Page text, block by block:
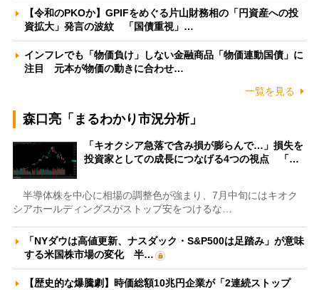
【令和のPKOか】GPIFをめぐる片山財務相の「円資産への投
資拡大」発言の波紋 「国債重視」…
インフレでも「物価負け」しない金融商品「物価連動国債」に
注目 元本が物価の動きに合わせ…
一覧を見る
森口亮「まるわかり市況分析」
「キオクシア急落で含み損が膨らんで…」損失を
投資家としての成長につなげる4つの視点 「…
半導体株を中心に相場の調整色が強まり、7月中旬にはキオク
シアホールディングスがストップ安をつけるな…
「NYダウは高値更新、ナスダック・S&P500は足踏み」が意味
する米国株市場の変化 半…
【歴史的な爆騰劇】時価総額10兆円企業が「2連続ストップ